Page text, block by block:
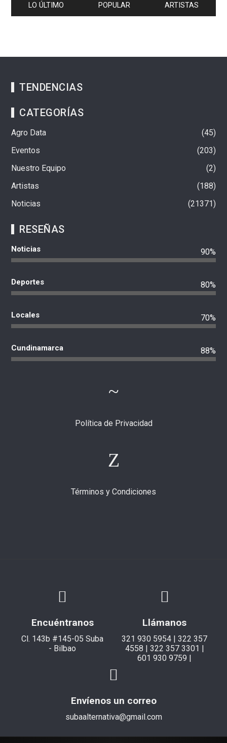
LO ÚLTIMO POPULAR ARTISTAS
TENDENCIAS
CATEGORÍAS
Agro Data
45
Eventos
203
Nuestro Equipo
2
Artistas
188
Noticias
21371
RESEÑAS
Noticias 90%
Deportes 80%
Locales 70%
Cundinamarca 88%
Política de Privacidad
Términos y Condiciones
Encuéntranos
Cl. 143b #145-05 Suba
- Bilbao
Llámanos
321 930 5954 | 322 357
4558 | 322 357 3301 |
601 930 9759 |
Envíenos un correo
subaalternativa@gmail.com